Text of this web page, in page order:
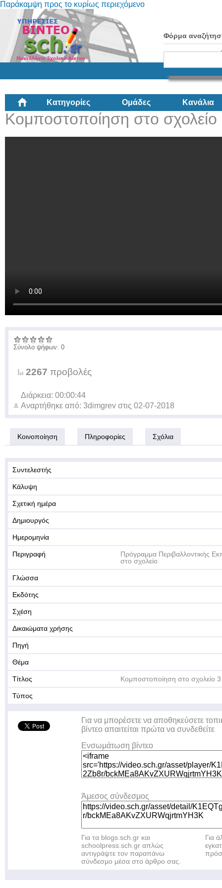
Παράκαμψη προς το κυρίως περιεχόμενο
Φόρμα
Κατηγορίες Ομάδες Κανάλια
Κομποστοποίηση στο σχολείο
Σύνολο ψήφων: 0
2267 προβολές
Διάρκεια: 00:00:44
Αναρτήθηκε από: 3dimgrev στις 02-07-2018
Κοινοποίηση Πληροφορίες Σχόλια
Συντελεστής
Κάλυψη
Σχετική ημέρα
Δημιουργός
Ημερομηνία
Περιγραφή
Πρόγραμμα Περιβαλλοντικής
στο σχολείο
Γλώσσα
Εκδότης
Σχέση
Δικαιώματα χρήσης
Πηγή
Θέμα
Τίτλος Κομποστοποίηση στο σχολείο 3
Τύπος
Για να μπορέσετε να αποθηκεύσετε
βίντεο απαιτείται πρώτα να συνδεθείτε
Ενσωμάτωση βίντεο
Άμεσος σύνδεσμος
Για τα blogs.sch.gr και
schoolpress.sch.gr απλώς
αντιγράψτε τον παραπάνω
σύνδεσμο μέσα στο άρθρο σας.
Για